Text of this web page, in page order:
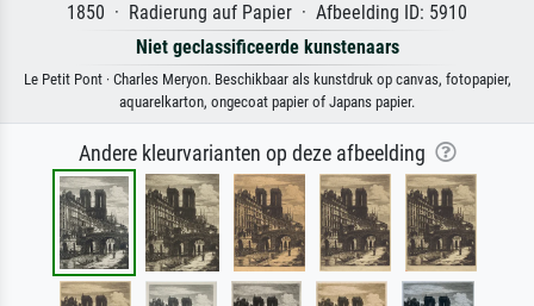
1850 · Radierung auf Papier · Afbeelding ID: 5910
Niet geclassificeerde kunstenaars
Le Petit Pont · Charles Meryon. Beschikbaar als kunstdruk op canvas, fotopapier,
aquarelkarton, ongecoat papier of Japans papier.
Andere kleurvarianten op deze afbeelding